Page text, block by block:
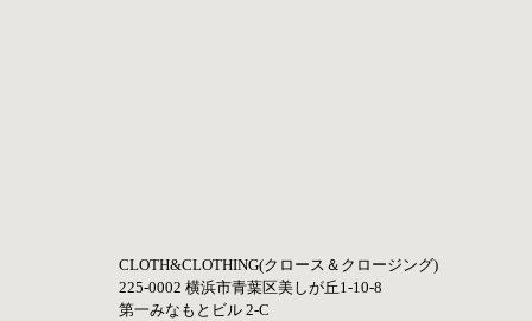
CLOTH&CLOTHING(クロース＆クロージング)
225-0002 横浜市青葉区美しが丘1-10-8
第一みなもとビル 2-C